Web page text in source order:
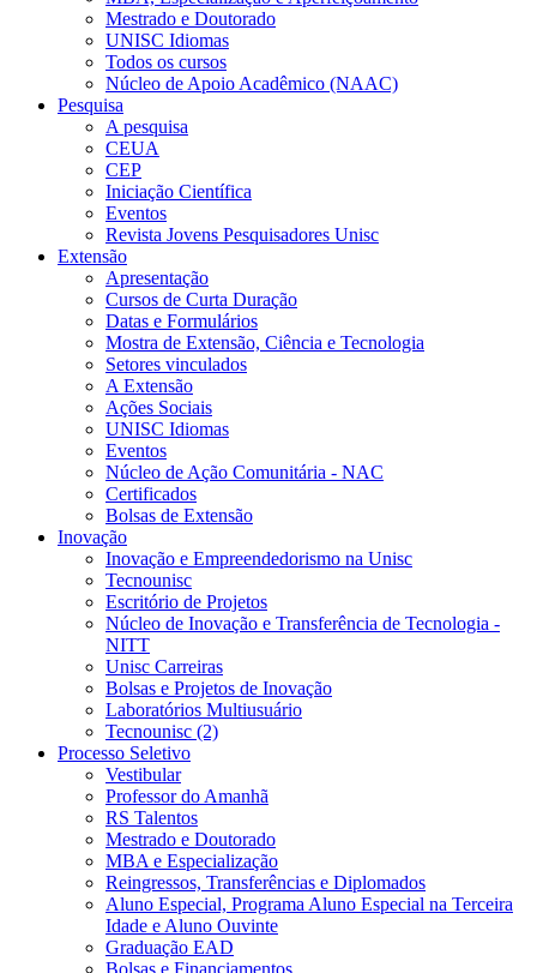
Mestrado e Doutorado
UNISC Idiomas
Todos os cursos
Núcleo de Apoio Acadêmico (NAAC)
Pesquisa
A pesquisa
CEUA
CEP
Iniciação Científica
Eventos
Revista Jovens Pesquisadores Unisc
Extensão
Apresentação
Cursos de Curta Duração
Datas e Formulários
Mostra de Extensão, Ciência e Tecnologia
Setores vinculados
A Extensão
Ações Sociais
UNISC Idiomas
Eventos
Núcleo de Ação Comunitária - NAC
Certificados
Bolsas de Extensão
Inovação
Inovação e Empreendedorismo na Unisc
Tecnounisc
Escritório de Projetos
Núcleo de Inovação e Transferência de Tecnologia -
NITT
Unisc Carreiras
Bolsas e Projetos de Inovação
Laboratórios Multiusuário
Tecnounisc (2)
Processo Seletivo
Vestibular
Professor do Amanhã
RS Talentos
Mestrado e Doutorado
MBA e Especialização
Reingressos, Transferências e Diplomados
Aluno Especial, Programa Aluno Especial na Terceira
Idade e Aluno Ouvinte
Graduação EAD
Bolsas e Financiamentos